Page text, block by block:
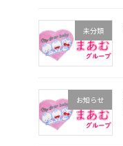
未分類
お知らせ